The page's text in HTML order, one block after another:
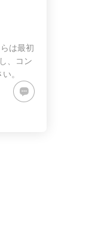
は最初
、コン
。